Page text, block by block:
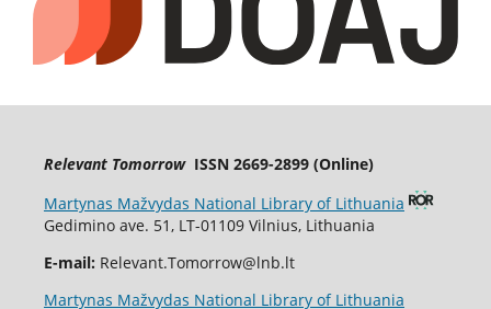
Relevant TomorrowISSN 2669-2899 (Online)
Martynas Mažvydas National Library of Lithuania
Gedimino ave. 51, LT-01109 Vilnius, Lithuania
E-mail: Relevant.Tomorrow@lnb.lt
Martynas Mažvydas National Library of Lithuania